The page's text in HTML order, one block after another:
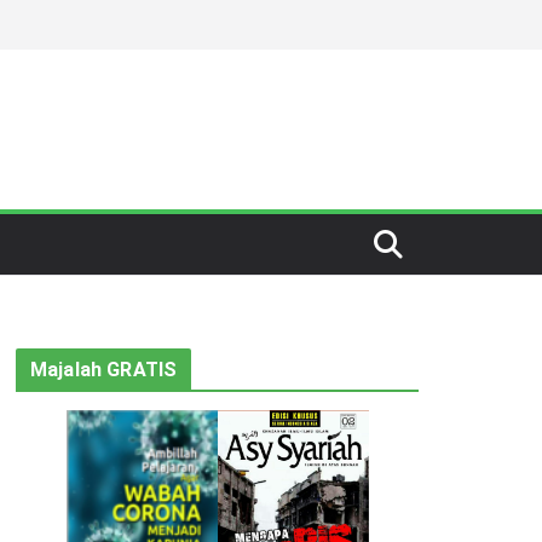
Majalah GRATIS